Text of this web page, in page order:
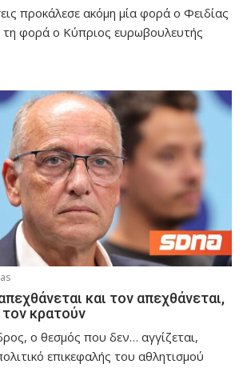
προκάλεσε ακόμη μία φορά ο Φειδίας
φορά ο Κύπριος ευρωβουλευτής
και τον απεχθάνεται,
κρατούν
ο θεσμός που δεν… αγγίζεται,
επικεφαλής του αθλητισμού